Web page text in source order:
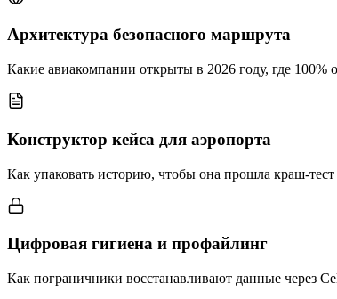
Архитектура безопасного маршрута
Какие авиакомпании открыты в 2026 году, где 100%
Конструктор кейса для аэропорта
Как упаковать историю, чтобы она прошла краш-
Цифровая гигиена и профайлинг
Как пограничники восстанавливают данные через